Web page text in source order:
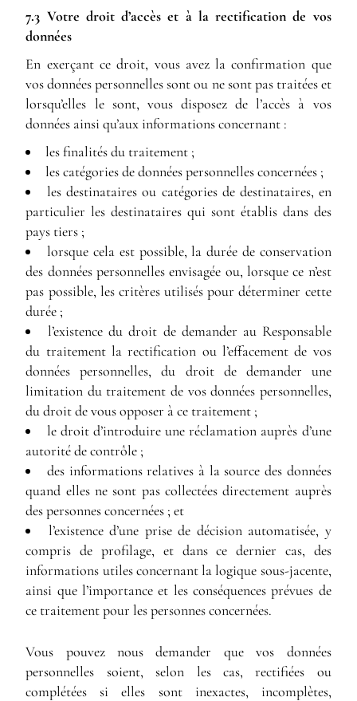
7.3 Votre droit d’accès et à la rectification de vos
données
En exerçant ce droit, vous avez la confirmation que
vos données personnelles sont ou ne sont pas traitées et
lorsqu’elles le sont, vous disposez de l’accès à vos
données ainsi qu’aux informations concernant :
les finalités du traitement ;
les catégories de données personnelles concernées ;
les destinataires ou catégories de destinataires, en
particulier les destinataires qui sont établis dans des
pays tiers ;
lorsque cela est possible, la durée de conservation
des données personnelles envisagée ou, lorsque ce n’est
pas possible, les critères utilisés pour déterminer cette
durée ;
l’existence du droit de demander au Responsable
du traitement la rectification ou l’effacement de vos
données personnelles, du droit de demander une
limitation du traitement de vos données personnelles,
du droit de vous opposer à ce traitement ;
le droit d’introduire une réclamation auprès d’une
autorité de contrôle ;
des informations relatives à la source des données
quand elles ne sont pas collectées directement auprès
des personnes concernées ; et
l’existence d’une prise de décision automatisée, y
compris de profilage, et dans ce dernier cas, des
informations utiles concernant la logique sous-jacente,
ainsi que l’importance et les conséquences prévues de
ce traitement pour les personnes concernées.
Vous pouvez nous demander que vos données
personnelles soient, selon les cas, rectifiées ou
complétées si elles sont inexactes, incomplètes,